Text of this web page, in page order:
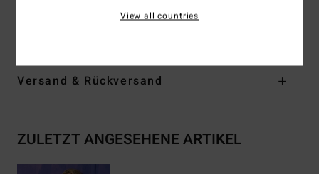
[Hauptstoff] 86 % recyceltes
Versand & Rückversand
ZULETZT ANGESEHENE ARTIKEL
View all countries